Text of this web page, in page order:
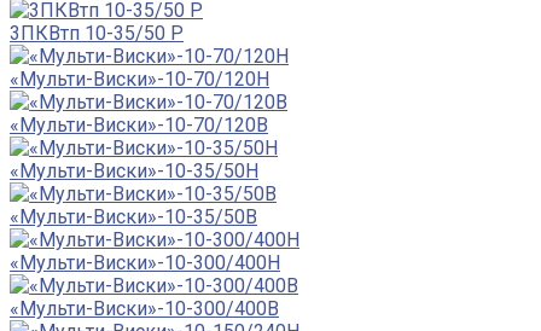
3ПКВтп 10-35/50 Р
«Мульти-Виски»-10-70/120Н
«Мульти-Виски»-10-70/120В
«Мульти-Виски»-10-35/50Н
«Мульти-Виски»-10-35/50В
«Мульти-Виски»-10-300/400Н
«Мульти-Виски»-10-300/400В